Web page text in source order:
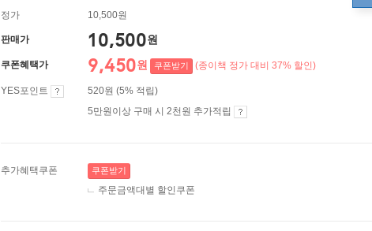
정가 10,500원
판매가 10,500원
쿠폰혜택가 9,450원 쿠폰받기 (종이책 정가 대비 37% 할인)
YES포인트
520원 (5% 적립)
5만원이상 구매 시 2천원 추가적립
추가혜택쿠폰 쿠폰받기
주문금액대별 할인쿠폰